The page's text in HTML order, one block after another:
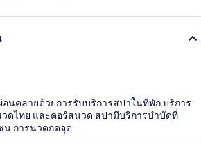
อนคลายด้วยการรับบริการสปาในที่พัก บริการ
วดไทย และคอร์สนวด สปามีบริการบำบัดที่
น การนวดกดจุด